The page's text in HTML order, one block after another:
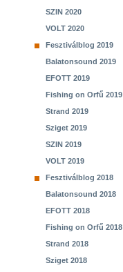
SZIN 2020
VOLT 2020
Fesztiválblog 2019
Balatonsound 2019
EFOTT 2019
Fishing on Orfű 2019
Strand 2019
Sziget 2019
SZIN 2019
VOLT 2019
Fesztiválblog 2018
Balatonsound 2018
EFOTT 2018
Fishing on Orfű 2018
Strand 2018
Sziget 2018